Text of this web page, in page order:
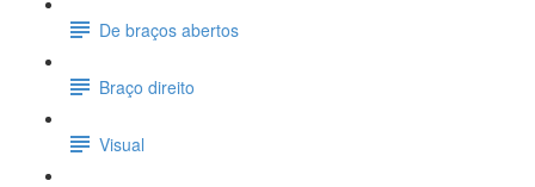
De braços abertos
Braço direito
Visual